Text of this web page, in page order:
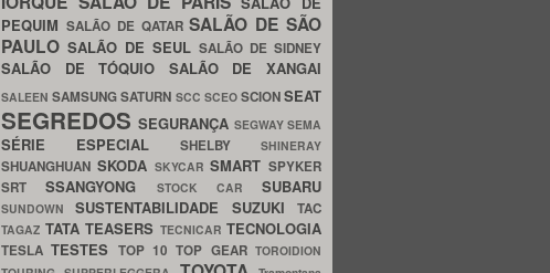
PEQUIM SALÃO DE QATARSALÃO DE SÃO
PAULO SALÃO DE SEUL SALÃO DE SIDNEY
SALÃO DE TÓQUIO SALÃO DE XANGAI
SALEENSAMSUNGSATURN SCC SCEO SCIONSEAT
SEGREDOSSEGURANÇA SEGWAYSEMA
SÉRIE ESPECIAL SHELBY SHINERAY
SHUANGHUAN SKODA SKYCARSMART SPYKER
SRTSSANGYONG STOCK CAR SUBARU
SUNDOWNSUSTENTABILIDADE SUZUKITAC
TAGAZ TATA TEASERS TECNICAR TECNOLOGIA
TESLATESTES TOP 10TOP GEARTOROIDION